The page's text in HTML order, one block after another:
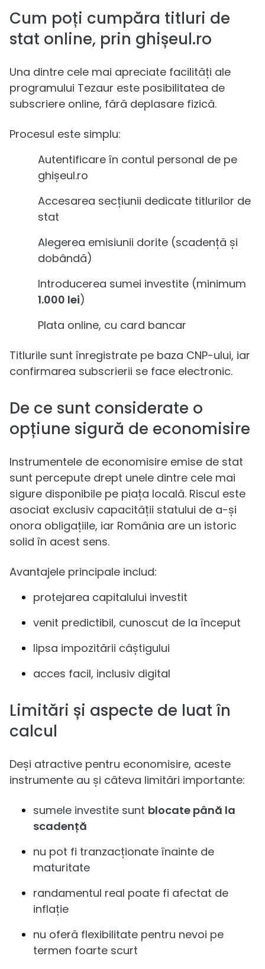
Cum poți cumpăra titluri de
stat online, prin ghișeul.ro
Una dintre cele mai apreciate facilități ale
programului Tezaur este posibilitatea de
subscriere online, fără deplasare fizică.
Procesul este simplu:
Autentificare în contul personal de pe
ghișeul.ro
Accesarea secțiunii dedicate titlurilor de
stat
Alegerea emisiunii dorite (scadență și
dobândă)
Introducerea sumei investite (minimum
1.000 lei)
Plata online, cu card bancar
Titlurile sunt înregistrate pe baza CNP-ului, iar
confirmarea subscrierii se face electronic.
De ce sunt considerate o
opțiune sigură de economisire
Instrumentele de economisire emise de stat
sunt percepute drept unele dintre cele mai
sigure disponibile pe piața locală. Riscul este
asociat exclusiv capacității statului de a-și
onora obligațiile, iar România are un istoric
solid în acest sens.
Avantajele principale includ:
protejarea capitalului investit
venit predictibil, cunoscut de la început
lipsa impozitării câștigului
acces facil, inclusiv digital
Limitări și aspecte de luat în
calcul
Deși atractive pentru economisire, aceste
instrumente au și câteva limitări importante:
sumele investite sunt blocate până la
scadență
nu pot fi tranzacționate înainte de
maturitate
randamentul real poate fi afectat de
inflație
nu oferă flexibilitate pentru nevoi pe
termen foarte scurt